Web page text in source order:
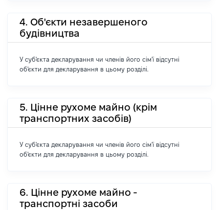
4. Об'єкти незавершеного
будівництва
У суб'єкта декларування чи членів його сім'ї відсутні
об'єкти для декларування в цьому розділі.
5. Цінне рухоме майно (крім
транспортних засобів)
У суб'єкта декларування чи членів його сім'ї відсутні
об'єкти для декларування в цьому розділі.
6. Цінне рухоме майно -
транспортні засоби